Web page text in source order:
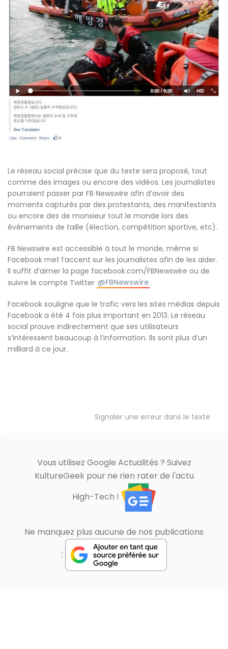
Le réseau social précise que du texte sera proposé, tout
comme des images ou encore des vidéos. Les journalistes
pourraient passer par FB Newswire afin d’avoir des
moments capturés par des protestants, des manifestants
ou encore des de monsieur tout le monde lors des
événements de taille (élection, compétition sportive, etc).
FB Newswire est accessible à tout le monde, même si
Facebook met l’accent sur les journalistes afin de les aider.
Il suffit d’aimer la page facebook.com/FBNewswire ou de
suivre le compte Twitter @FBNewswire.
Facebook souligne que le trafic vers les sites médias depuis
Facebook a été 4 fois plus important en 2013. Le réseau
social prouve indirectement que ses utilisateurs
s’intéressent beaucoup à l’information. Ils sont plus d’un
milliard à ce jour.
Signaler une erreur dans le texte
Vous utilisez Google Actualités ? Suivez
KultureGeek pour ne rien rater de l'actu
High-Tech !
Ne manquez plus aucune de nos publications
: